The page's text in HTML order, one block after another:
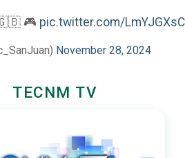
🇬🇧 🎮 pic.twitter.com/
November 28, 2024
TECNM TV